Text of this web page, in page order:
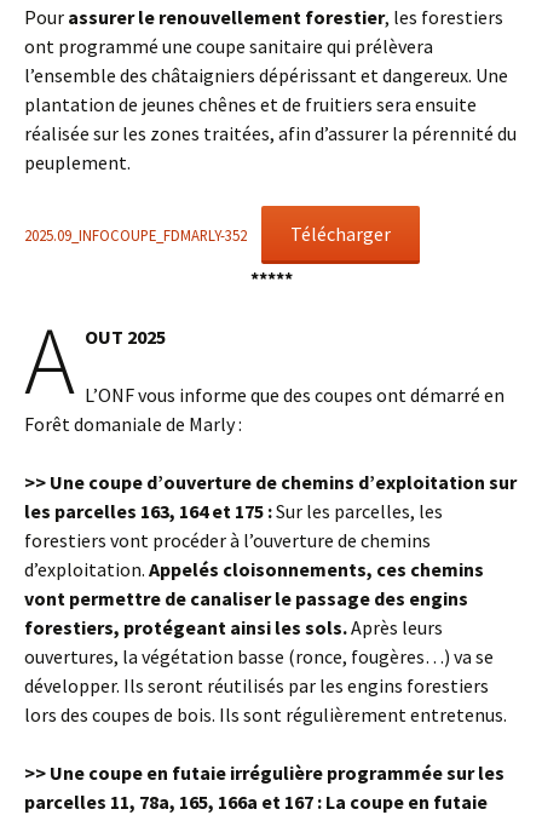
Pour assurer le renouvellement forestier, les forestiers
ont programmé une coupe sanitaire qui prélèvera
l’ensemble des châtaigniers dépérissant et dangereux. Une
plantation de jeunes chênes et de fruitiers sera ensuite
réalisée sur les zones traitées, afin d’assurer la pérennité du
peuplement.
2025.09_INFOCOUPE_FDMARLY-352
Télécharger
*****
A OUT 2025
L’ONF vous informe que des coupes ont démarré en
Forêt domaniale de Marly :
>> Une coupe d’ouverture de chemins d’exploitation sur
les parcelles 163, 164 et 175 :Sur les parcelles, les
forestiers vont procéder à l’ouverture de chemins
d’exploitation. Appelés cloisonnements, ces chemins
vont permettre de canaliser le passage des engins
forestiers, protégeant ainsi les sols.Après leurs
ouvertures, la végétation basse (ronce, fougères…) va se
développer. Ils seront réutilisés par les engins forestiers
lors des coupes de bois. Ils sont régulièrement entretenus.
>> Une coupe en futaie irrégulière programmée sur les
parcelles 11, 78a, 165, 166a et 167 : La coupe en futaie